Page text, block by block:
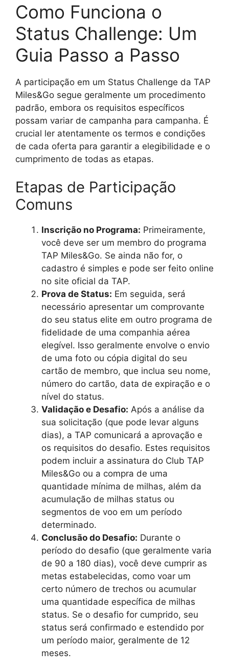
Como Funciona o
Status Challenge: Um
Guia Passo a Passo
A participação em um Status Challenge da TAP
Miles&Go segue geralmente um procedimento
padrão, embora os requisitos específicos
possam variar de campanha para campanha. É
crucial ler atentamente os termos e condições
de cada oferta para garantir a elegibilidade e o
cumprimento de todas as etapas.
Etapas de Participação
Comuns
Inscrição no Programa: Primeiramente,
você deve ser um membro do programa
TAP Miles&Go. Se ainda não for, o
cadastro é simples e pode ser feito online
no site oficial da TAP.
Prova de Status: Em seguida, será
necessário apresentar um comprovante
do seu status elite em outro programa de
fidelidade de uma companhia aérea
elegível. Isso geralmente envolve o envio
de uma foto ou cópia digital do seu
cartão de membro, que inclua seu nome,
número do cartão, data de expiração e o
nível do status.
Validação e Desafio: Após a análise da
sua solicitação (que pode levar alguns
dias), a TAP comunicará a aprovação e
os requisitos do desafio. Estes requisitos
podem incluir a assinatura do Club TAP
Miles&Go ou a compra de uma
quantidade mínima de milhas, além da
acumulação de milhas status ou
segmentos de voo em um período
determinado.
Conclusão do Desafio: Durante o
período do desafio (que geralmente varia
de 90 a 180 dias), você deve cumprir as
metas estabelecidas, como voar um
certo número de trechos ou acumular
uma quantidade específica de milhas
status. Se o desafio for cumprido, seu
status será confirmado e estendido por
um período maior, geralmente de 12
meses.